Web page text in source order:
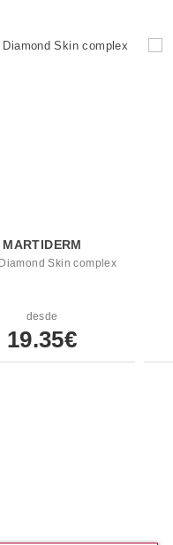
MARTIDERM
Skin complex
desde
19.35€